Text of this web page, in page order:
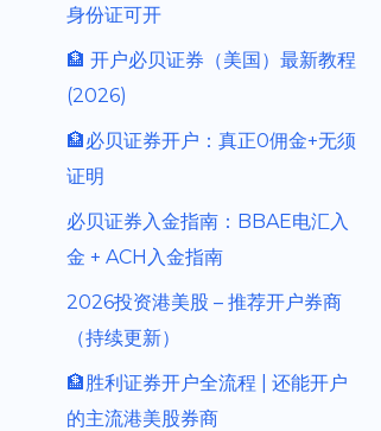
身份证可开
🏦 开户必贝证券（美国）最新教程
(2026)
🏦必贝证券开户：真正0佣金+无须
证明
必贝证券入金指南：BBAE电汇入
金 + ACH入金指南
2026投资港美股 – 推荐开户券商
（持续更新）
🏦胜利证券开户全流程 | 还能开户
的主流港美股券商